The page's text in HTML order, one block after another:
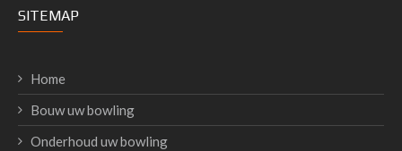
SITEMAP
Home
Bouw uw bowling
Onderhoud uw bowling